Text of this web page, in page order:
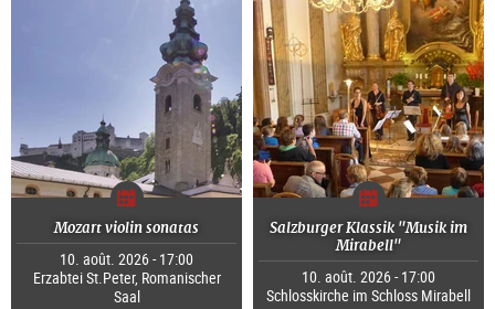
Mozart violin sonatas
10. août. 2026 - 17:00
Erzabtei St.Peter, Romanischer
Saal
Salzburger Klassik "Musik im
Mirabell"
10. août. 2026 - 17:00
Schlosskirche im Schloss Mirabell